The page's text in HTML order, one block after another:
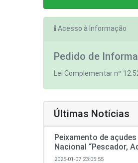
Acesso à Informação
Pedido de
Lei Complementar nº
Últimas Notícias
Peixamento de
Nacional “Pescador,
2025-01-07 23:05:55